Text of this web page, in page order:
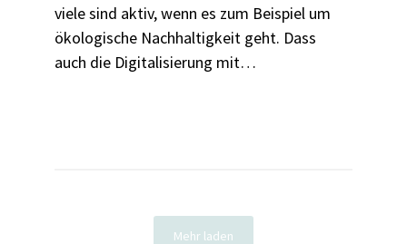
viele sind aktiv, wenn es zum Beispiel um
ökologische Nachhaltigkeit geht. Dass
auch die Digitalisierung mit
BMUV gesprochen.Mehr laden